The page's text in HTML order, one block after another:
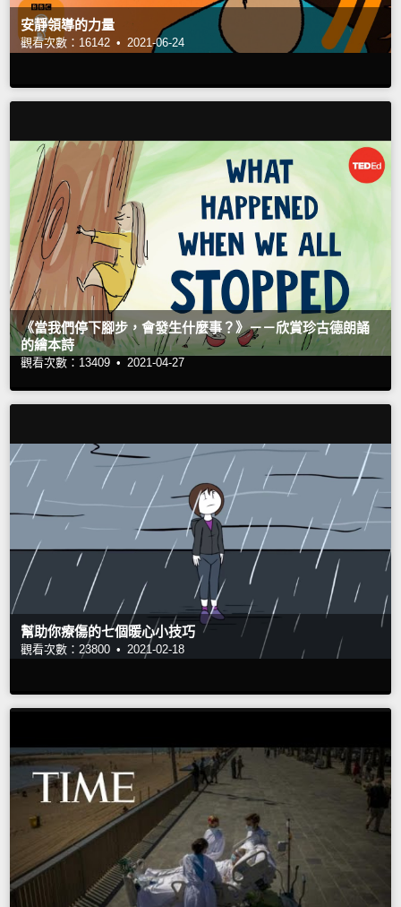
安靜領導的力量
觀看次數：16142 • 2021-06-24
《當我們停下腳步，會發生什麼事？》－－欣賞珍古德朗誦
的繪本詩
觀看次數：13409 • 2021-04-27
幫助你療傷的七個暖心小技巧
觀看次數：23800 • 2021-02-18